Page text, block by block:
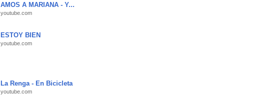
AMOS A MARIANA - Y...
youtube.com
ESTOY BIEN
youtube.com
La Renga - En Bicicleta
youtube.com